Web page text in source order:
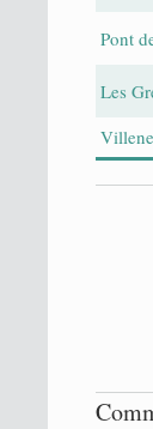
Pont
Les